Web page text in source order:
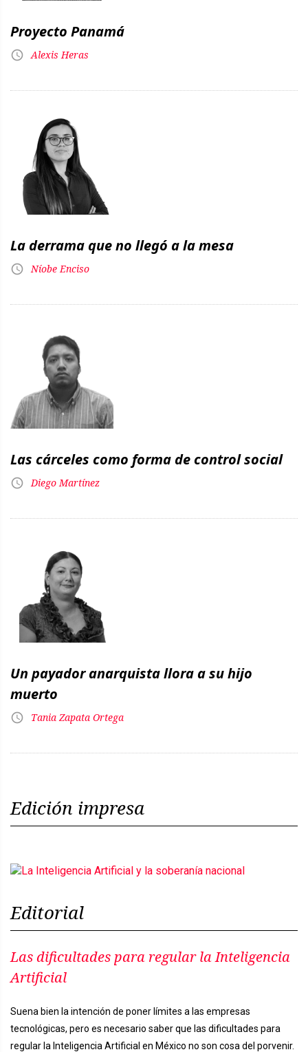
Proyecto Panamá
Alexis Heras
La derrama que no llegó a la mesa
Níobe Enciso
Las cárceles como forma de control social
Diego Martínez
Un payador anarquista llora a su hijo
muerto
Tania Zapata Ortega
Edición impresa
Editorial
Las dificultades para regular la Inteligencia
Artificial
Suena bien la intención de poner límites a las empresas
tecnológicas, pero es necesario saber que las dificultades para
regular la Inteligencia Artificial en México no son cosa del porvenir.